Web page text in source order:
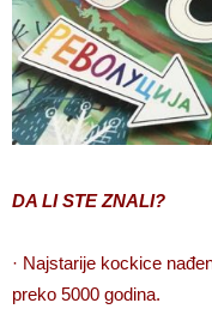
DA LI STE ZNALI?
· Najstarije kockice
preko 5000 godina.